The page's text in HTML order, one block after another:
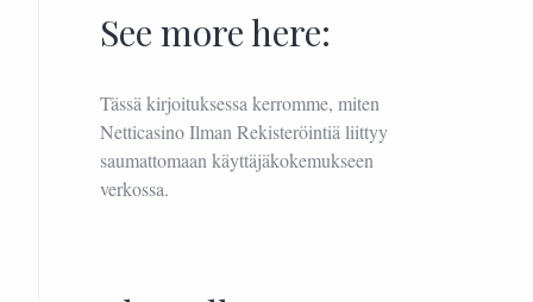
See more here:
Tässä kirjoituksessa kerromme, miten
Netticasino Ilman Rekisteröintiä liittyy
saumattomaan käyttäjäkokemukseen
verkossa.